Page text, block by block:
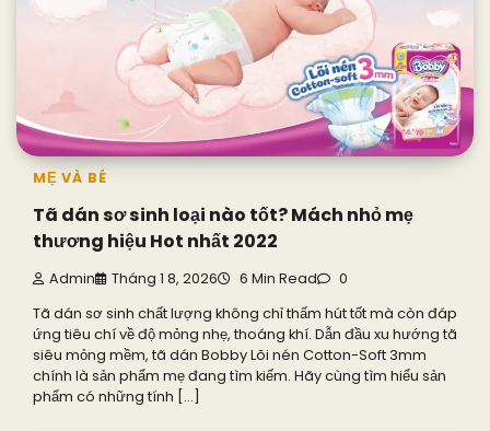
MẸ VÀ BÉ
Tã dán sơ sinh loại nào tốt? Mách nhỏ mẹ
thương hiệu Hot nhất 2022
Admin Tháng 1 8, 2026 6 Min Read 0
Tã dán sơ sinh chất lượng không chỉ thấm hút tốt mà còn đáp
ứng tiêu chí về độ mỏng nhẹ, thoáng khí. Dẫn đầu xu hướng tã
siêu mỏng mềm, tã dán Bobby Lõi nén Cotton-Soft 3mm
chính là sản phẩm mẹ đang tìm kiếm. Hãy cùng tìm hiểu sản
phẩm có những tính […]